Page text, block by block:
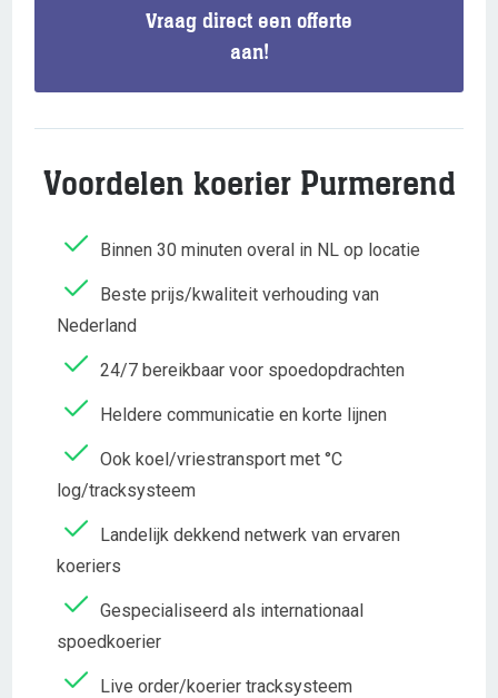
Vraag direct een offerte
aan!
Voordelen koerier Purmerend
Binnen 30 minuten overal in NL op locatie
Beste prijs/kwaliteit verhouding van
Nederland
24/7 bereikbaar voor spoedopdrachten
Heldere communicatie en korte lijnen
Ook koel/vriestransport met °C
log/tracksysteem
Landelijk dekkend netwerk van ervaren
koeriers
Gespecialiseerd als internationaal
spoedkoerier
Live order/koerier tracksysteem